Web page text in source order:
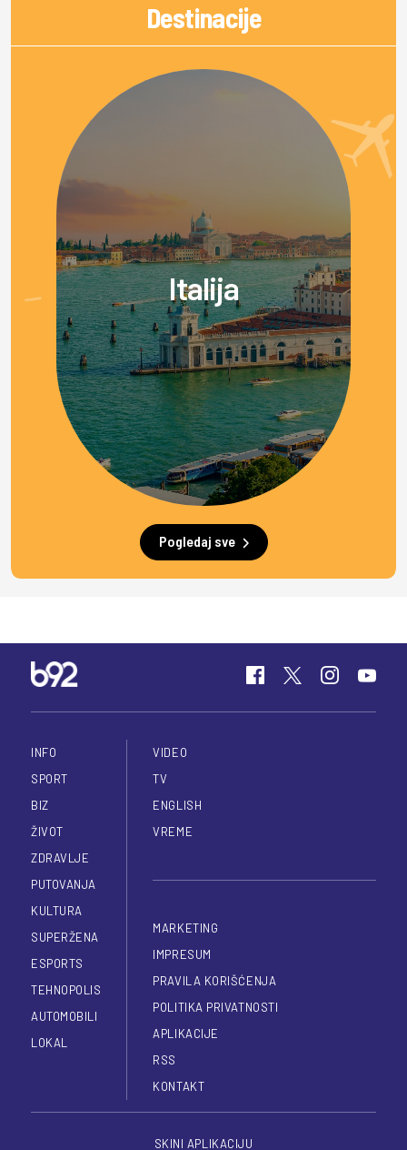
Destinacije
Italija
Pogledaj sve
INFO
SPORT
BIZ
ŽIVOT
ZDRAVLJE
PUTOVANJA
KULTURA
SUPERŽENA
ESPORTS
TEHNOPOLIS
AUTOMOBILI
LOKAL
VIDEO
TV
ENGLISH
VREME
MARKETING
IMPRESUM
PRAVILA KORIŠĆENJA
POLITIKA PRIVATNOSTI
APLIKACIJE
RSS
KONTAKT
SKINI APLIKACIJU